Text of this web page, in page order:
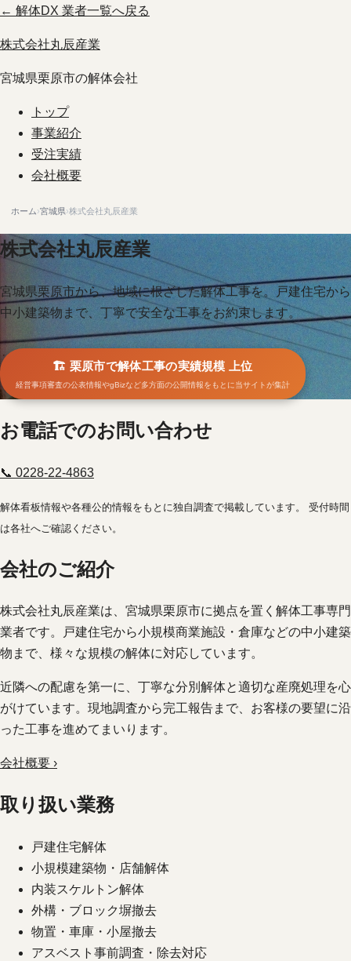
← 解体DX 業者一覧へ戻る
株式会社丸辰産業
宮城県栗原市の解体会社
トップ
事業紹介
受注実績
会社概要
ホーム›宮城県›株式会社丸辰産業
株式会社丸辰産業
宮城県栗原市から、地域に根ざした解体工事を。戸建住宅から
中小建築物まで、丁寧で安全な工事をお約束します。
🏗️ 栗原市で解体工事の実績規模 上位
経営事項審査の公表情報やgBizなど多方面の公開情報をもとに当サイトが集計
お電話でのお問い合わせ
📞 0228-22-4863
解体看板情報や各種公的情報をもとに独自調査で掲載しています。 受付時間
は各社へご確認ください。
会社のご紹介
株式会社丸辰産業は、宮城県栗原市に拠点を置く解体工事専門
業者です。戸建住宅から小規模商業施設・倉庫などの中小建築
物まで、様々な規模の解体に対応しています。
近隣への配慮を第一に、丁寧な分別解体と適切な産廃処理を心
がけています。現地調査から完工報告まで、お客様の要望に沿
った工事を進めてまいります。
会社概要 ›
取り扱い業務
戸建住宅解体
小規模建築物・店舗解体
内装スケルトン解体
外構・ブロック塀撤去
物置・車庫・小屋撤去
アスベスト事前調査・除去対応